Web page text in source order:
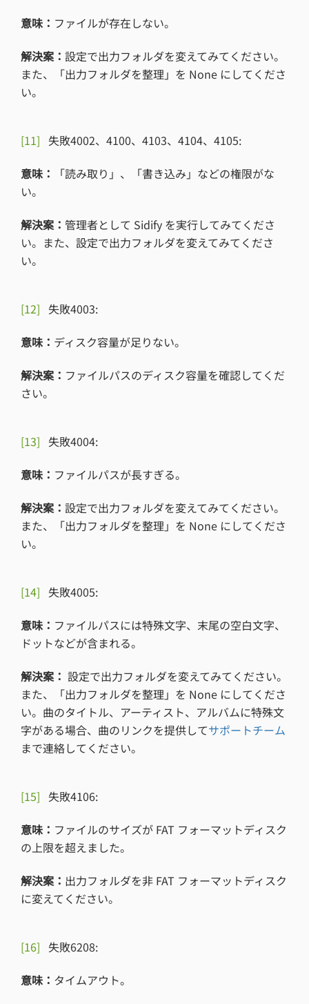
意味： ファイルが存在しない。
解決案： 設定で出力フォルダを変えてみてください。
また、「出力フォルダを整理」を None にしてくださ
い。
[11] 失敗4002、4100、4103、4104、4105:
意味：
「読み取り」、「書き込み」などの権限がな
い。
解決案： 管理者として Sidify を実行してみてくださ
い。また、設定で出力フォルダを変えてみてくださ
い。
[12] 失敗4003:
意味： ディスク容量が足りない。
解決案： ファイルパスのディスク容量を確認してくだ
さい。
[13] 失敗4004:
意味： ファイルパスが長すぎる。
解決案： 設定で出力フォルダを変えてみてください。
また、「出力フォルダを整理」を None にしてくださ
い。
[14] 失敗4005:
意味： ファイルパスには特殊文字、末尾の空白文字、
ドットなどが含まれる。
解決案： 設定で出力フォルダを変えてみてください。
また、「出力フォルダを整理」を None にしてくださ
い。曲のタイトル、アーティスト、アルバムに特殊文
字がある場合、曲のリンクを提供してサポートチーム
まで連絡してください。
[15] 失敗4106:
意味： ファイルのサイズが FAT フォーマットディスク
の上限を超えました。
解決案： 出力フォルダを非 FAT フォーマットディスク
に変えてください。
[16] 失敗6208:
意味： タイムアウト。